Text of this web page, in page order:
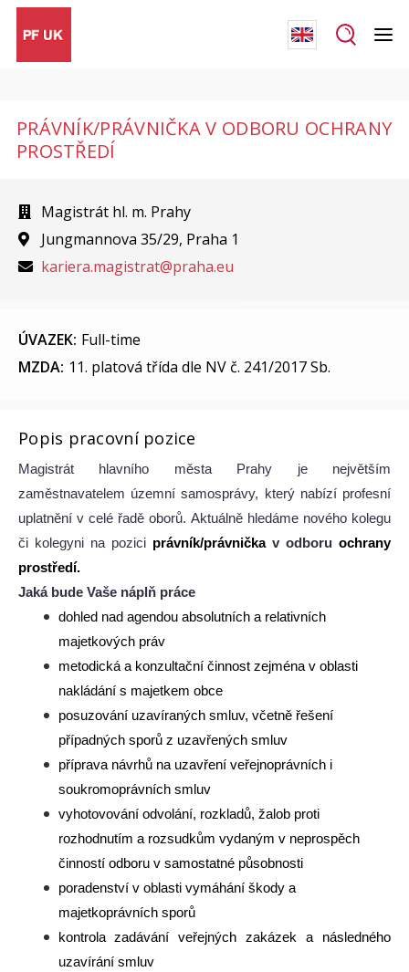
PRÁVNÍK/PRÁVNIČKA V ODBORU OCHRANY
PROSTŘEDÍ
Magistrát hl. m. Prahy
Jungmannova 35/29, Praha 1
kariera.magistrat@praha.eu
ÚVAZEK: Full-time
MZDA: 11. platová třída dle NV č. 241/2017 Sb.
Popis pracovní pozice
Magistrát hlavního města Prahy je největším
zaměstnavatelem územní samosprávy, který nabízí profesní
uplatnění v celé řadě oborů. Aktuálně hledáme nového kolegu
či kolegyni na pozici právník/právnička v odboru ochrany
prostředí.
Jaká bude Vaše náplň práce
dohled nad agendou absolutních a relativních
majetkových práv
metodická a konzultační činnost zejména v oblasti
nakládání s majetkem obce
posuzování uzavíraných smluv, včetně řešení
případných sporů z uzavřených smluv
příprava návrhů na uzavření veřejnoprávních i
soukromoprávních smluv
vyhotovování odvolání, rozkladů, žalob proti
rozhodnutím a rozsudkům vydaným v neprospěch
činností odboru v samostatné působnosti
poradenství v oblasti vymáhání škody a
majetkoprávních sporů
kontrola zadávání veřejných zakázek a následného
uzavírání smluv